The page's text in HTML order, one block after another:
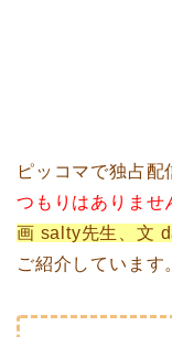
ピッコマで独占配
つもりはありませ
画 salty先生、文
ご紹介しています